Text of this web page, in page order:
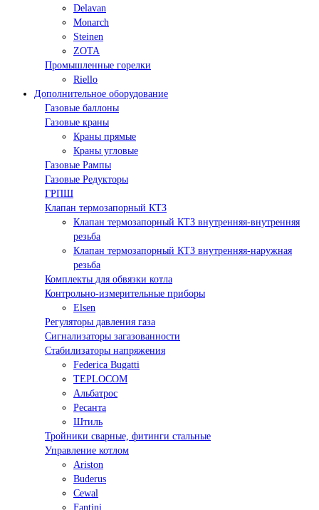
Delavan
Monarch
Steinen
ZOTA
Промышленные горелки
Riello
Дополнительное оборудование
Газовые баллоны
Газовые краны
Краны прямые
Краны угловые
Газовые Рампы
Газовые Редукторы
ГРПШ
Клапан термозапорный КТЗ
Клапан термозапорный КТЗ внутренняя-внутренняя
резьба
Клапан термозапорный КТЗ внутренняя-наружная
резьба
Комплекты для обвязки котла
Контрольно-измерительные приборы
Elsen
Регуляторы давления газа
Сигнализаторы загазованности
Стабилизаторы напряжения
Federica Bugatti
TEPLOCOM
Альбатрос
Ресанта
Штиль
Тройники сварные, фитинги стальные
Управление котлом
Ariston
Buderus
Cewal
Fantini